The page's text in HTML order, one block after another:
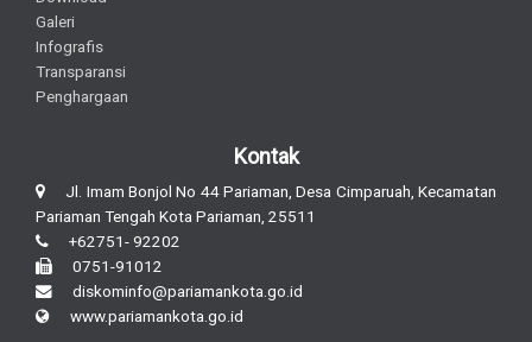
Galeri
Infografis
Transparansi
Penghargaan
Kontak
Jl. Imam Bonjol No 44 Pariaman, Desa Cimparuah, Kecamatan
Pariaman Tengah Kota Pariaman, 25511
+62751- 92202
0751-91012
diskominfo@pariamankota.go.id
www.pariamankota.go.id